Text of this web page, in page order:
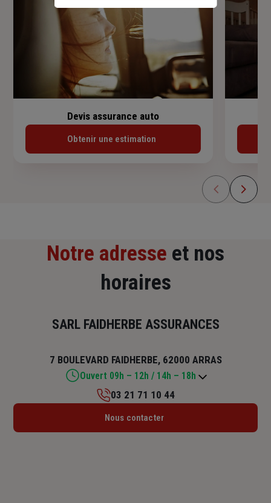
Devis assurance auto
Obtenir une estimation
Notre adresse et nos
horaires
SARL FAIDHERBE ASSURANCES
7 BOULEVARD FAIDHERBE, 62000 ARRAS
Ouvert 09h – 12h / 14h – 18h
Lundi : 09h – 12h / 14h – 18h
03 21 71 10 44
Nous contacter